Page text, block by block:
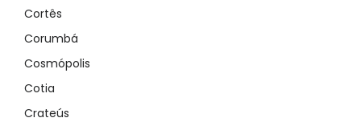
Cortês
Corumbá
Cosmópolis
Cotia
Crateús